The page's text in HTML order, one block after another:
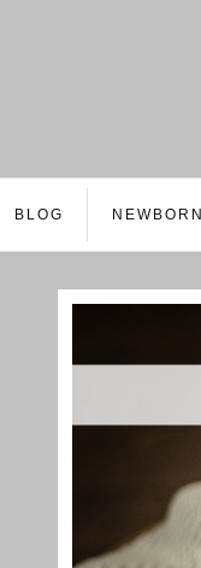
BLOG NEWBORN